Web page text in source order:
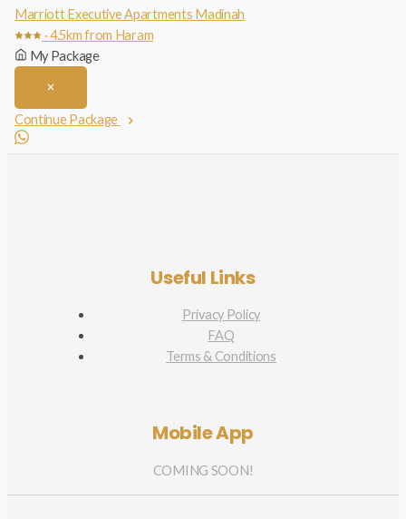
Marriott Executive Apartments Madinah
· 4.5km from Haram
My Package
Continue Package
Useful Links
Privacy Policy
FAQ
Terms & Conditions
Mobile App
COMING SOON!